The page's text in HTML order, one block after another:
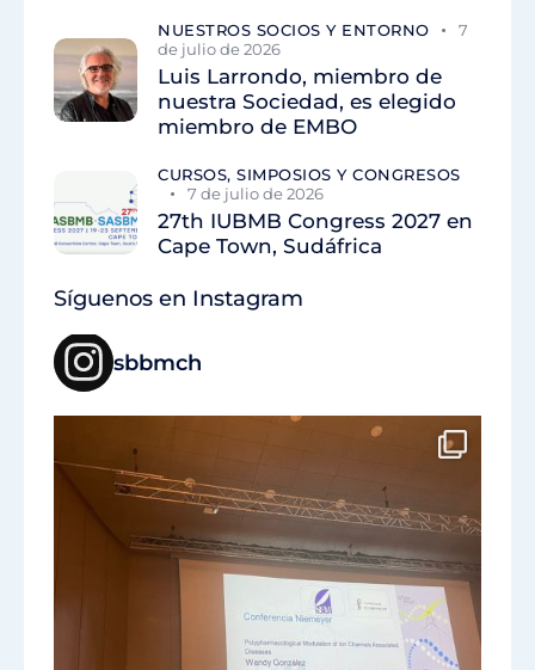
NUESTROS SOCIOS Y ENTORNO
7
de julio de 2026
Luis Larrondo, miembro de
nuestra Sociedad, es elegido
miembro de EMBO
CURSOS, SIMPOSIOS Y CONGRESOS
7 de julio de 2026
27th IUBMB Congress 2027 en
Cape Town, Sudáfrica
Síguenos en Instagram
sbbmch